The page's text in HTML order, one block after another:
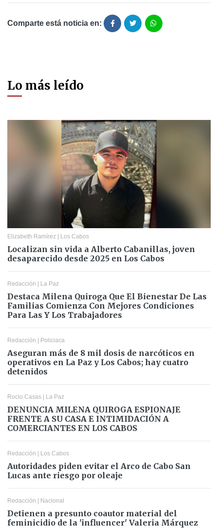
Comparte está noticia en:
Lo más leído
Elizabeth Ramírez | Los Cabos
Localizan sin vida a Alberto Cabanillas, joven
desaparecido desde 2025 en Los Cabos
Redacción | La Paz
Destaca Milena Quiroga Que El Bienestar De Las
Familias Comienza Con Mejores Condiciones
Para Las Y Los Trabajadores
Redacción | Policiaca
Aseguran más de 8 mil dosis de narcóticos en
operativos en La Paz y Los Cabos; hay cuatro
detenidos
Rocio Casas | La Paz
DENUNCIA MILENA QUIROGA ESPIONAJE
FRENTE A SU CASA E INTIMIDACIÓN A
COMERCIANTES EN LOS CABOS
Redacción | Los Cabos
Autoridades piden evitar el Arco de Cabo San
Lucas ante riesgo por oleaje
Redacción | Nacional
Detienen a presunto coautor material del
feminicidio de la 'influencer' Valeria Márquez